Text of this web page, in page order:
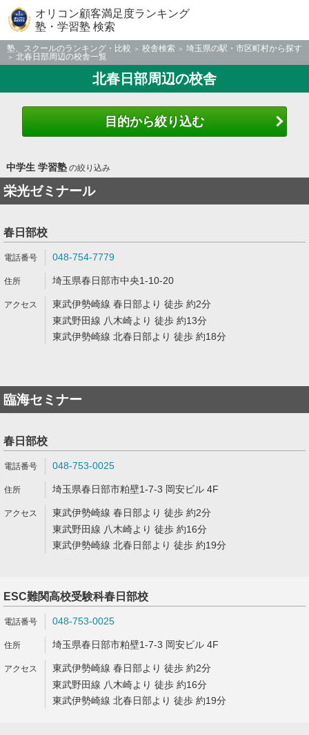
オリコン顧客満足度ランキング
塾・学習塾 検索
塾、スクールのランキング・比較 校舎検索
埼玉県の駅・市区町村から探す
北春日部周辺の校舎一覧
北春日部周辺の校舎
目的から絞り込む
中学生 学習塾の絞り込み
栄光ゼミナール
春日部校
048-754-7779
埼玉県春日部市中央1-10-20
東武伊勢崎線 春日部より 徒歩 約2分
東武野田線 八木崎より 徒歩 約13分
東武伊勢崎線 北春日部より 徒歩 約18分
臨海セミナー
春日部校
048-753-0025
埼玉県春日部市粕壁1-7-3 岡安ビル 4F
東武伊勢崎線 春日部より 徒歩 約2分
東武野田線 八木崎より 徒歩 約16分
東武伊勢崎線 北春日部より 徒歩 約19分
ESC難関高校受験科春日部校
048-753-0025
埼玉県春日部市粕壁1-7-3 岡安ビル 4F
東武伊勢崎線 春日部より 徒歩 約2分
東武野田線 八木崎より 徒歩 約16分
東武伊勢崎線 北春日部より 徒歩 約19分